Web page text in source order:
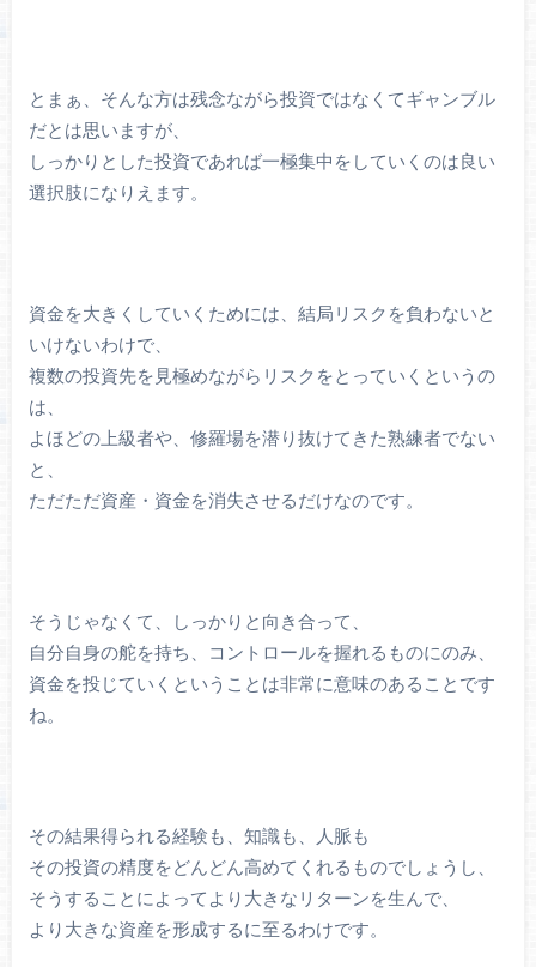
とまぁ、そんな方は残念ながら投資ではなくてギャンブル
だとは思いますが、
しっかりとした投資であれば一極集中をしていくのは良い
選択肢になりえます。
資金を大きくしていくためには、結局リスクを負わないと
いけないわけで、
複数の投資先を見極めながらリスクをとっていくというの
は、
よほどの上級者や、修羅場を潜り抜けてきた熟練者でない
と、
ただただ資産・資金を消失させるだけなのです。
そうじゃなくて、しっかりと向き合って、
自分自身の舵を持ち、コントロールを握れるものにのみ、
資金を投じていくということは非常に意味のあることです
ね。
その結果得られる経験も、知識も、人脈も
その投資の精度をどんどん高めてくれるものでしょうし、
そうすることによってより大きなリターンを生んで、
より大きな資産を形成するに至るわけです。